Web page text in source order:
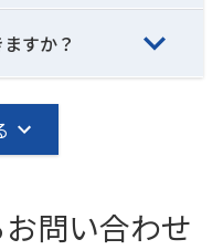
すか？
問い合わせ